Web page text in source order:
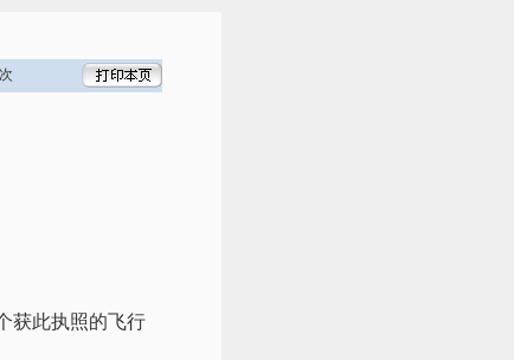
获此执照的飞行